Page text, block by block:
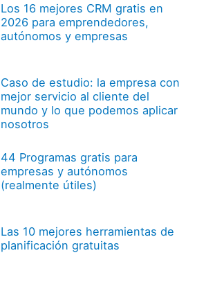
Los 16 mejores CRM gratis en
2026 para emprendedores,
autónomos y empresas
Caso de estudio: la empresa con
mejor servicio al cliente del
mundo y lo que podemos aplicar
nosotros
44 Programas gratis para
empresas y autónomos
(realmente útiles)
Las 10 mejores herramientas de
planificación gratuitas